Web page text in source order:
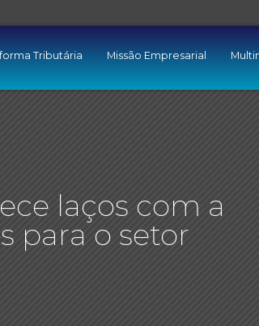
Tributária Missão Empresarial
laços com a
para o setor